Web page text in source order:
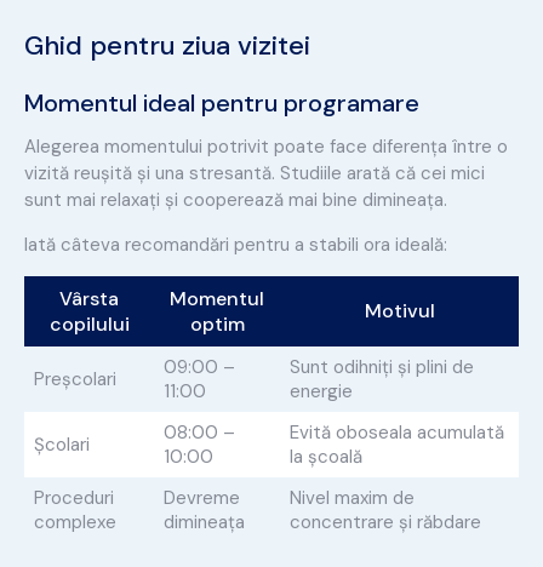
Ghid pentru ziua vizitei
Momentul ideal pentru programare
Alegerea momentului potrivit poate face diferența între o
vizită reușită și una stresantă. Studiile arată că cei mici
sunt mai relaxați și cooperează mai bine dimineața.
Iată câteva recomandări pentru a stabili ora ideală:
Vârsta
copilului
Momentul
optim
Motivul
Preșcolari
09:00 –
11:00
Sunt odihniți și plini de
energie
Școlari
08:00 –
10:00
Evită oboseala acumulată
la școală
Proceduri
complexe
Devreme
dimineața
Nivel maxim de
concentrare și răbdare